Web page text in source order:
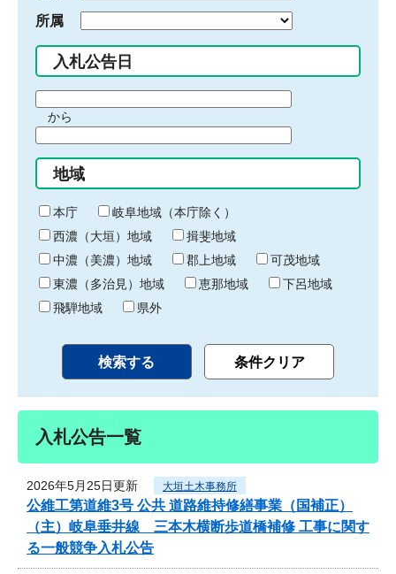
所属
入札公告日
間
始
り
から
間
終
わ
り
地域
本庁
岐阜地域（本庁除く）
西濃（大垣）地域
揖斐地域
中濃（美濃）地域
郡上地域
可茂地域
東濃（多治見）地域
恵那地域
下呂地域
飛騨地域
県外
入札公告一覧
2026年5月25日更新 大垣土木事務所
公維工第道維3号 公共 道路維持修繕事業（国補正）
（主）岐阜垂井線 三本木横断歩道橋補修 工事に関す
る一般競争入札公告